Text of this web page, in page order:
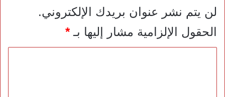
لن يتم نشر عنوان بريدك الإلكتروني.
الحقول الإلزامية مشار إليها بـ*